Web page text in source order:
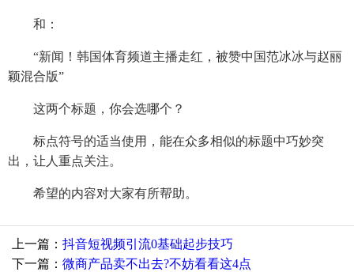
和：
“新闻！韩国体育频道主播走红，被赞中国范冰冰与赵丽
颖混合版”
这两个标题，你会选哪个？
标点符号的适当使用，能在众多相似的标题中巧妙突
出，让人重点关注。
希望的内容对大家有所帮助。
上一篇： 抖音短视频引流0基础起步技巧
下一篇： 微商产品卖不出去?不妨看看这4点